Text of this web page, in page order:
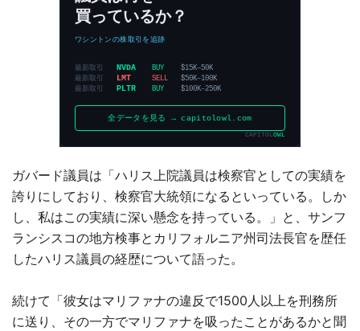
ガバード議員は「ハリス上院議員は検察官としての実績を
誇りにしており、検察官大統領になるといっている。しか
し、私はこの実績に深い懸念を持っている。」と、サンフ
ランシスコの地方検事とカリフォルニア州司法長官を歴任
したハリス議員の経歴について語った。
続けて「彼女はマリファナの違反で1500人以上を刑務所
に送り、その一方でマリファナを吸ったことがあるかと聞